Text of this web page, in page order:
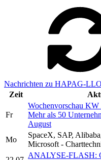
Nachrichten zu HAPAG-
Zeit
Fr
Wochenvorschau
Mehr als 50
August
Mo
SpaceX, SAP,
Microsoft -
ANALYSE-FLASH: